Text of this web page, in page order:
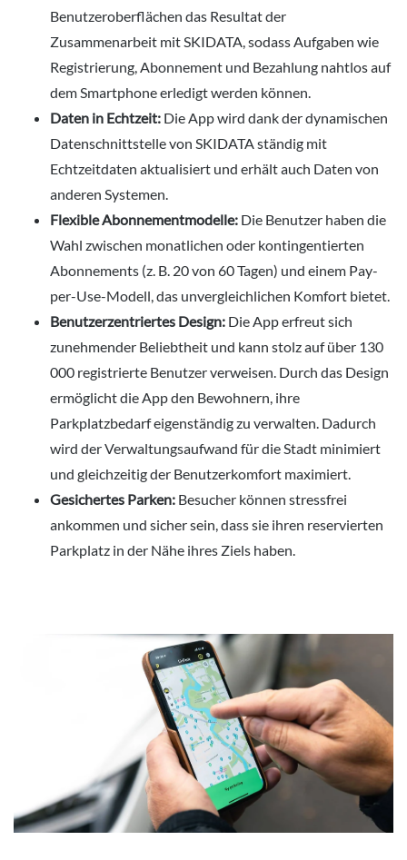
Benutzeroberflächen das Resultat der
Zusammenarbeit mit SKIDATA, sodass Aufgaben wie
Registrierung, Abonnement und Bezahlung nahtlos auf
dem Smartphone erledigt werden können.
Daten in Echtzeit: Die App wird dank der dynamischen
Datenschnittstelle von SKIDATA ständig mit
Echtzeitdaten aktualisiert und erhält auch Daten von
anderen Systemen.
Flexible Abonnementmodelle: Die Benutzer haben die
Wahl zwischen monatlichen oder kontingentierten
Abonnements (z. B. 20 von 60 Tagen) und einem Pay-
per-Use-Modell, das unvergleichlichen Komfort bietet.
Benutzerzentriertes Design: Die App erfreut sich
zunehmender Beliebtheit und kann stolz auf über 130
000 registrierte Benutzer verweisen. Durch das Design
ermöglicht die App den Bewohnern, ihre
Parkplatzbedarf eigenständig zu verwalten. Dadurch
wird der Verwaltungsaufwand für die Stadt minimiert
und gleichzeitig der Benutzerkomfort maximiert.
Gesichertes Parken: Besucher können stressfrei
ankommen und sicher sein, dass sie ihren reservierten
Parkplatz in der Nähe ihres Ziels haben.